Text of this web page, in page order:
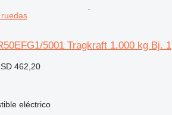
5001 Tragkraft 1.000 kg Bj. 1
462,20
eléctrico